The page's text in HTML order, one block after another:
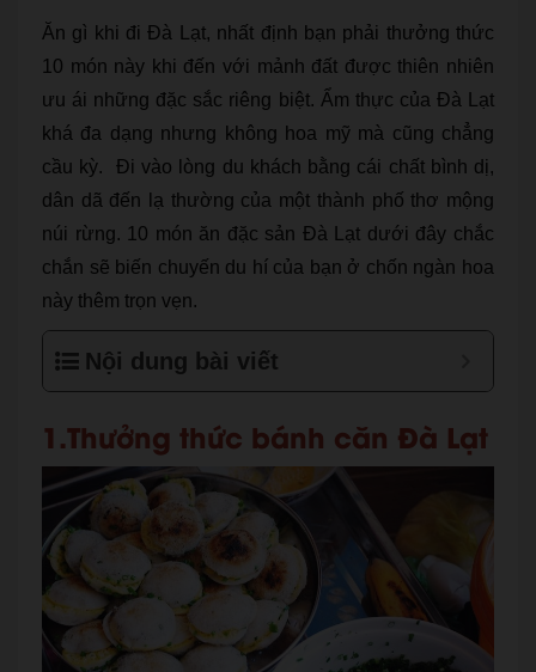
Ăn gì khi đi Đà Lạt, nhất định bạn phải thưởng thức
10 món này khi đến với mảnh đất được thiên nhiên
ưu ái những đặc sắc riêng biệt. Ẩm thực của Đà Lạt
khá đa dạng nhưng không hoa mỹ mà cũng chẳng
cầu kỳ. Đi vào lòng du khách bằng cái chất bình dị,
dân dã đến lạ thường của một thành phố thơ mộng
núi rừng. 10 món ăn đặc sản Đà Lạt dưới đây chắc
chắn sẽ biến chuyến du hí của bạn ở chốn ngàn hoa
này thêm trọn vẹn.
Nội dung bài viết
1.Thưởng thức bánh căn Đà Lạt